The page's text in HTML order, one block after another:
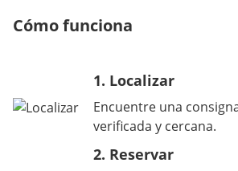
Cómo funciona
1. Localizar
Encuentre una
verificada y cercana.
2. Reservar